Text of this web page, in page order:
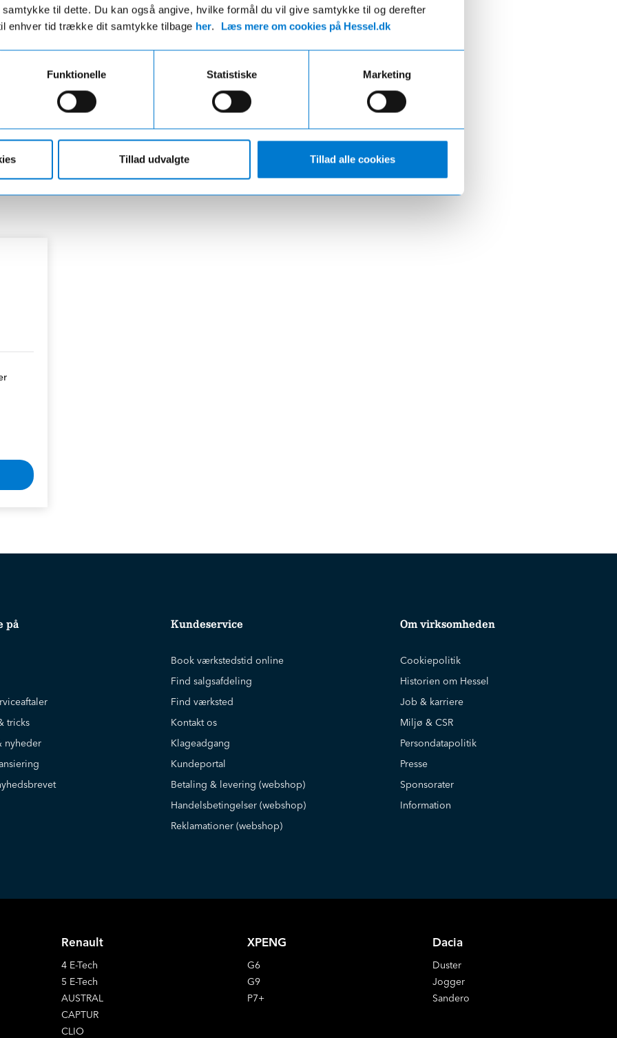
til dette. Du kan også angive, hvilke formål du vil give samtykke til og derefter
enhver tid trække dit samtykke tilbage her. Læs mere om cookies på Hessel.dk
Funktionelle Statistiske Marketing
Tillad udvalgte Tillad alle cookies
på
tricks
nyheder
Kundeservice
Book værkstedstid online
Find salgsafdeling
Find værksted
Kontakt os
Klageadgang
Kundeportal
Betaling & levering (webshop)
Handelsbetingelser (webshop)
Reklamationer (webshop)
Om virksomheden
Cookiepolitik
Historien om Hessel
Job & karriere
Miljø & CSR
Persondatapolitik
Presse
Sponsorater
Information
Renault
4 E-Tech
5 E-Tech
AUSTRAL
CAPTUR
CLIO
XPENG
G6
G9
P7+
Dacia
Duster
Jogger
Sandero